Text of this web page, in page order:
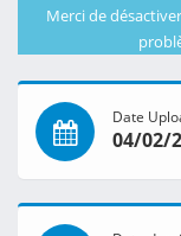
Merci de
Date
04/02/